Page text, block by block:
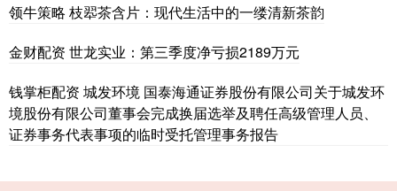
领牛策略 枝翆茶含片：现代生活中的一缕清新茶韵
金财配资 世龙实业：第三季度净亏损2189万元
钱掌柜配资 城发环境 国泰海通证券股份有限公司关于城发环
境股份有限公司董事会完成换届选举及聘任高级管理人员、
证券事务代表事项的临时受托管理事务报告